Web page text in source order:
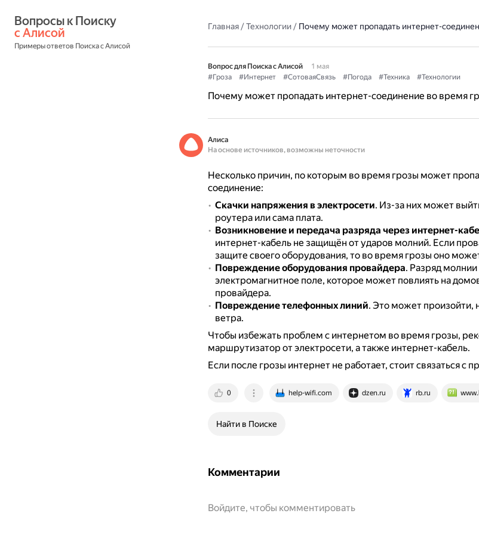
с Алисой
Примеры ответов Поиска с Алисой
Главная/Технологии/ Почему может пропадать интернет-
Вопрос для Поиска с Алисой
1 мая
#Гроза
#Интернет #СотоваяСвязь #Погода #Техника #Технологии
Почему может пропадать интернет-соединение во время
Алиса
На основе источников, возможны неточности
Несколько причин, по которым во время грозы может
соединение:
Скачки напряжения в электросети. Из-за них может
роутера или сама плата.
Возникновение и передача разряда через интернет-
интернет-кабель не защищён от ударов молний. Если
защите своего оборудования, то во время грозы оно
Повреждение оборудования провайдера. Разряд молнии
электромагнитное поле, которое может повлиять на
провайдера.
Повреждение телефонных линий. Это может произойти,
ветра.
Чтобы избежать проблем с интернетом во время грозы,
маршрутизатор от электросети, а также интернет-кабель.
Если после грозы интернет не работает, стоит связаться с
0 help-wifi.com dzen.ru rb.ru
Найти в Поиске
Комментарии
Войдите, чтобы комментировать